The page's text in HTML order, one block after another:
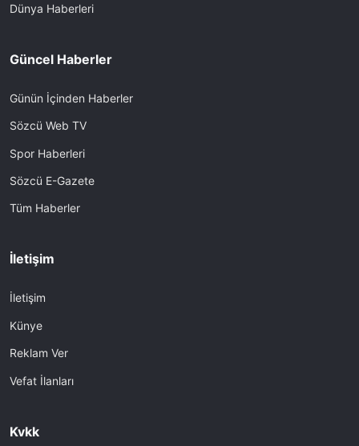
Dünya Haberleri
Güncel Haberler
Günün İçinden Haberler
Sözcü Web TV
Spor Haberleri
Sözcü E-Gazete
Tüm Haberler
İletişim
İletişim
Künye
Reklam Ver
Vefat İlanları
Kvkk